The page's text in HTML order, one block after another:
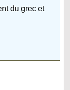
du grec et